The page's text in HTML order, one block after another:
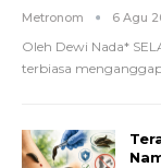
Metronom 6 Agu
Oleh Dewi Nada*
terbiasa